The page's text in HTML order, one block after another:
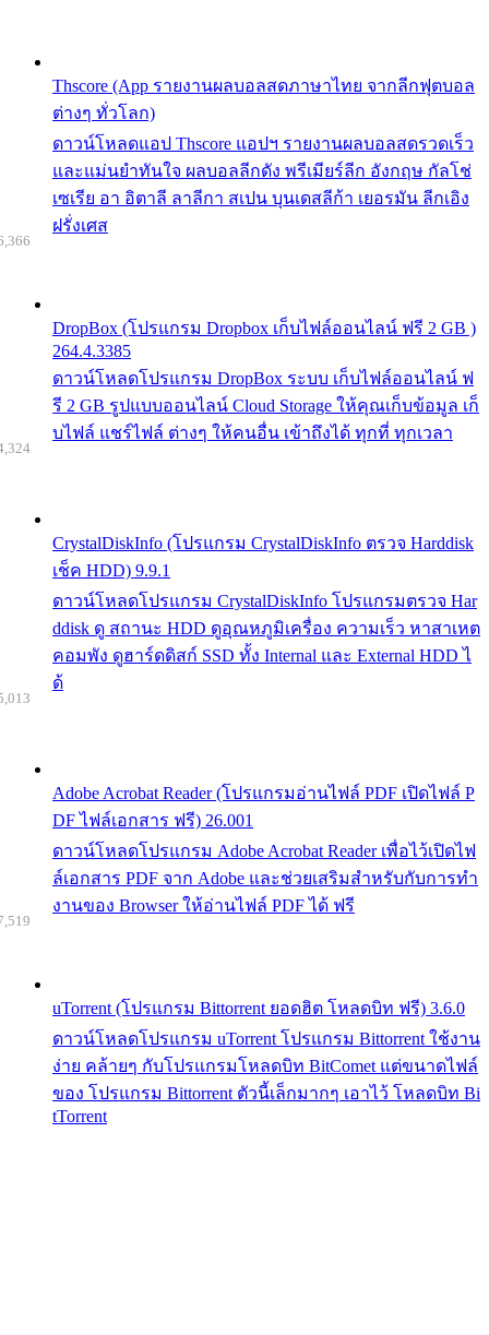
Thscore (App รายงานผลบอลสดภาษาไทย จากลีกฟุตบอล
ต่างๆ ทั่วโลก)
ดาวน์โหลดแอป Thscore แอปฯ รายงานผลบอลสดรวดเร็ว
และแม่นยำทันใจ ผลบอลลีกดัง พรีเมียร์ลีก อังกฤษ กัลโช่
เซเรีย อา อิตาลี ลาลีกา สเปน บุนเดสลีก้า เยอรมัน ลีกเอิง
ฝรั่งเศส
DropBox (โปรแกรม Dropbox เก็บไฟล์ออนไลน์ ฟรี 2 GB )
264.4.3385
ดาวน์โหลดโปรแกรม DropBox ระบบ เก็บไฟล์ออนไลน์ ฟ
รี 2 GB รูปแบบออนไลน์ Cloud Storage ให้คุณเก็บข้อมูล เก็
บไฟล์ แชร์ไฟล์ ต่างๆ ให้คนอื่น เข้าถึงได้ ทุกที่ ทุกเวลา
CrystalDiskInfo (โปรแกรม CrystalDiskInfo ตรวจ Harddisk
เช็ค HDD) 9.9.1
ดาวน์โหลดโปรแกรม CrystalDiskInfo โปรแกรมตรวจ Har
ddisk ดู สถานะ HDD ดูอุณหภูมิเครื่อง ความเร็ว หาสาเหต
คอมพัง ดูฮาร์ดดิสก์ SSD ทั้ง Internal และ External HDD ไ
ด้
Adobe Acrobat Reader (โปรแกรมอ่านไฟล์ PDF เปิดไฟล์ P
DF ไฟล์เอกสาร ฟรี) 26.001
ดาวน์โหลดโปรแกรม Adobe Acrobat Reader เพื่อไว้เปิดไฟ
ล์เอกสาร PDF จาก Adobe และช่วยเสริมสำหรับกับการทำ
งานของ Browser ให้อ่านไฟล์ PDF ได้ ฟรี
uTorrent (โปรแกรม Bittorrent ยอดฮิต โหลดบิท ฟรี) 3.6.0
ดาวน์โหลดโปรแกรม uTorrent โปรแกรม Bittorrent ใช้งาน
ง่าย คล้ายๆ กับโปรแกรมโหลดบิท BitComet แต่ขนาดไฟล์
ของ โปรแกรม Bittorrent ตัวนี้เล็กมากๆ เอาไว้ โหลดบิท Bi
tTorrent